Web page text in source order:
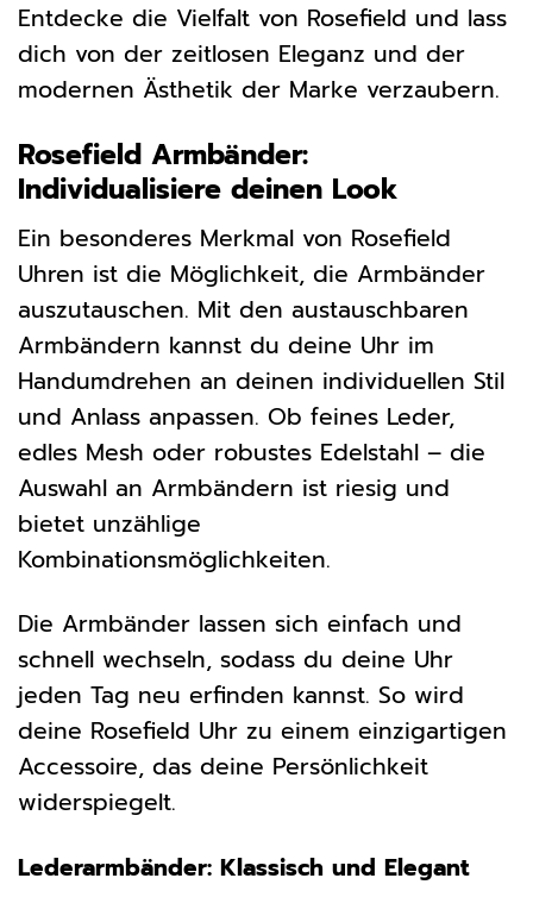
Entdecke die Vielfalt von Rosefield und lass
dich von der zeitlosen Eleganz und der
modernen Ästhetik der Marke verzaubern.
Rosefield Armbänder:
Individualisiere deinen Look
Ein besonderes Merkmal von Rosefield
Uhren ist die Möglichkeit, die Armbänder
auszutauschen. Mit den austauschbaren
Armbändern kannst du deine Uhr im
Handumdrehen an deinen individuellen Stil
und Anlass anpassen. Ob feines Leder,
edles Mesh oder robustes Edelstahl – die
Auswahl an Armbändern ist riesig und
bietet unzählige
Kombinationsmöglichkeiten.
Die Armbänder lassen sich einfach und
schnell wechseln, sodass du deine Uhr
jeden Tag neu erfinden kannst. So wird
deine Rosefield Uhr zu einem einzigartigen
Accessoire, das deine Persönlichkeit
widerspiegelt.
Lederarmbänder: Klassisch und Elegant